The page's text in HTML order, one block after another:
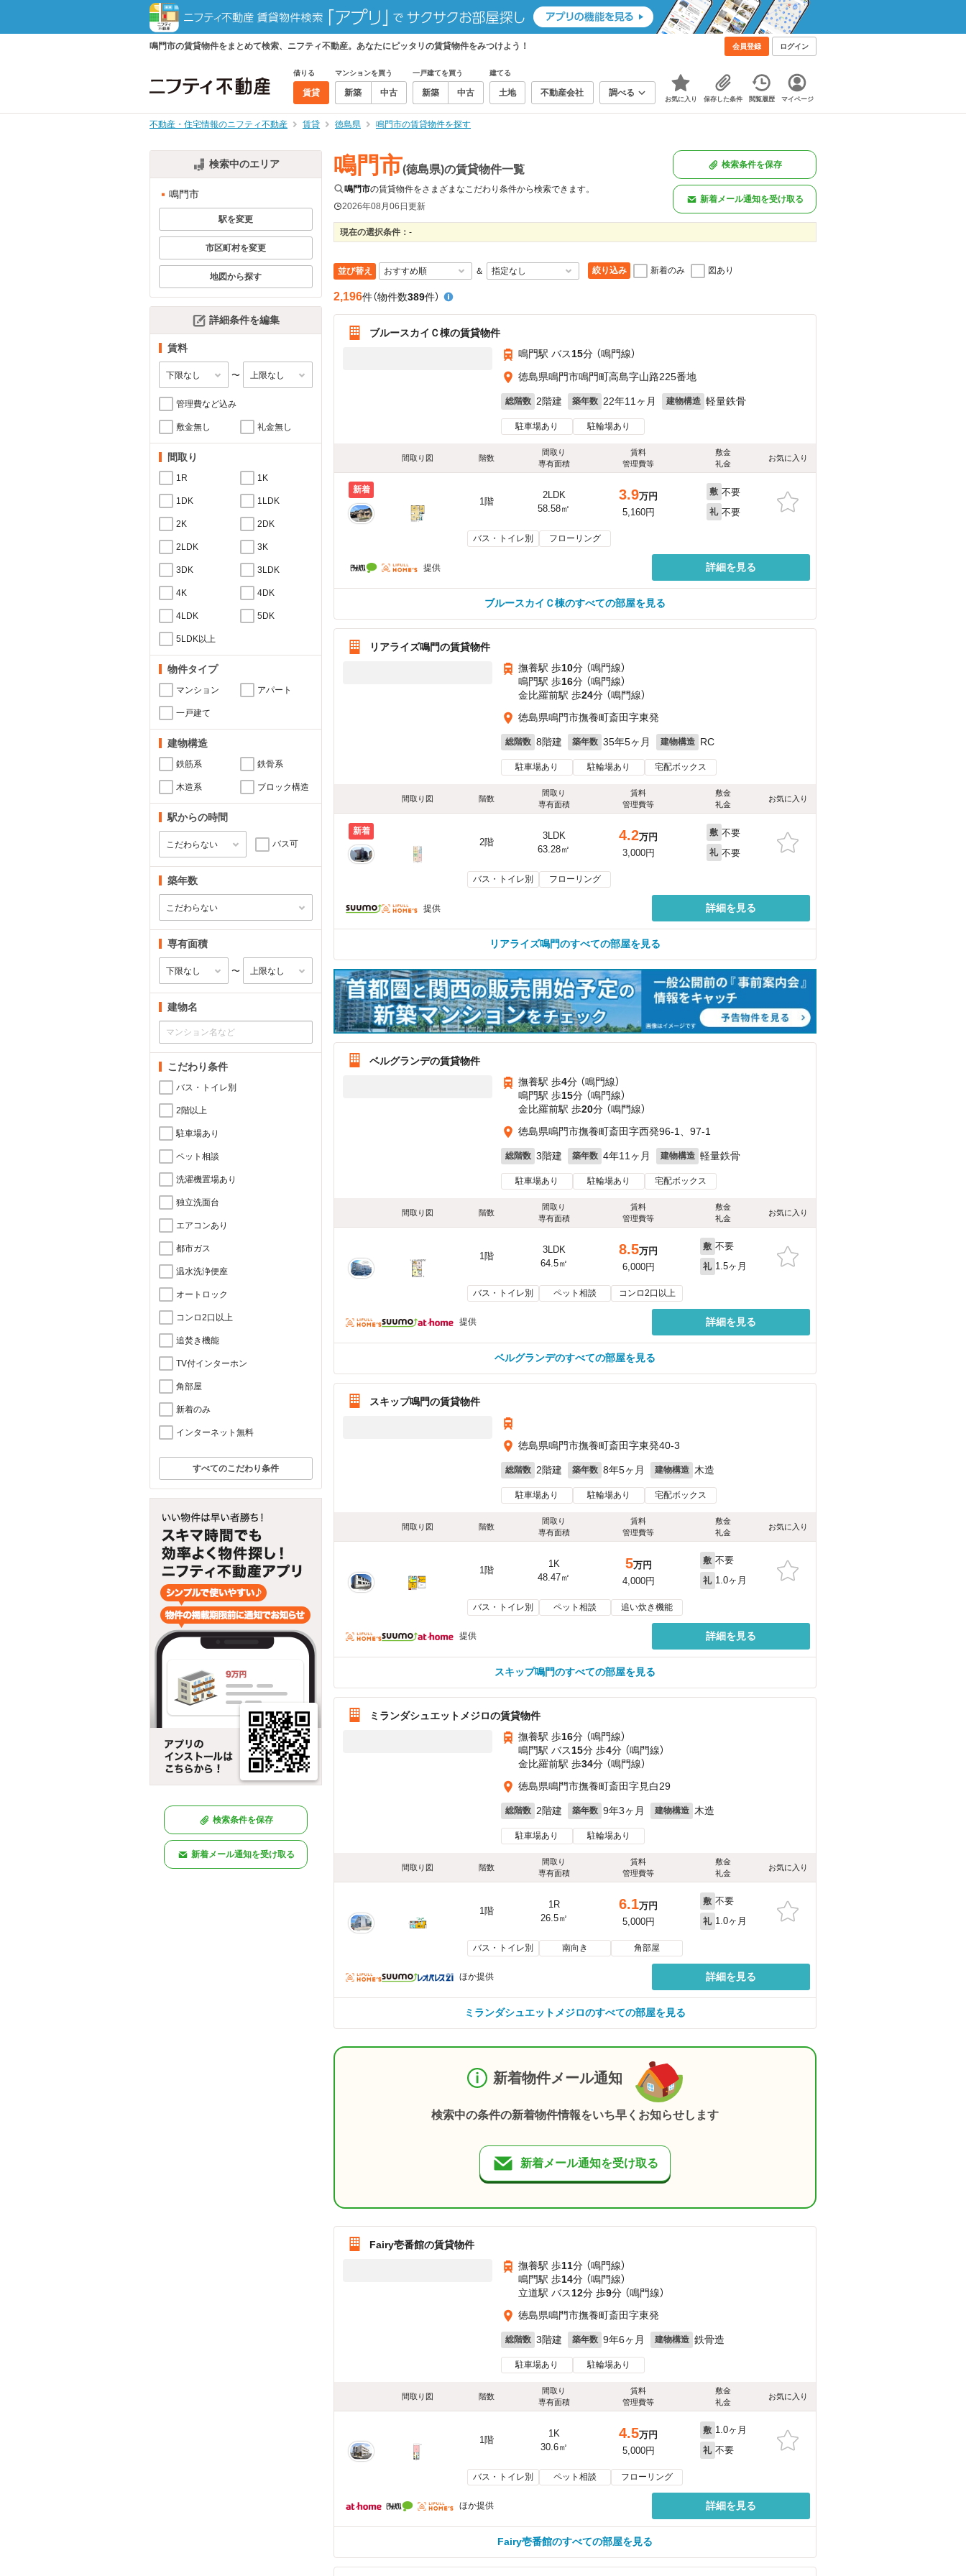
鳴門市の賃貸物件をまとめて検索、ニフティ不動産。あなたにピッタリの賃貸物件をみつけよう！ 会員登録 ログイン
借りる
賃貸
マンションを買う
新築 中古
一戸建てを買う
新築 中古
建てる
土地 不動産会社 調べる
お気に入り 保存した条件 閲覧履歴 マイページ
不動産・住宅情報のニフティ不動産 賃貸 徳島県 鳴門市の賃貸物件を探す
検索中のエリア
鳴門市
駅を変更
市区町村を変更
地図から探す
詳細条件を編集
賃料
〜
管理費など込み
敷金無し 礼金無し
間取り
1R 1K
1DK 1LDK
2K 2DK
2LDK 3K
3DK 3LDK
4K 4DK
4LDK 5DK
5LDK以上
物件タイプ
マンション アパート
一戸建て
建物構造
鉄筋系 鉄骨系
木造系 ブロック構造
駅からの時間
バス可
築年数
専有面積
〜
建物名
こだわり条件
バス・トイレ別
2階以上
駐車場あり
ペット相談
洗濯機置場あり
独立洗面台
エアコンあり
都市ガス
温水洗浄便座
オートロック
コンロ2口以上
追焚き機能
TV付インターホン
角部屋
新着のみ
インターネット無料
すべてのこだわり条件
検索条件を保存
新着メール通知を受け取る
鳴門市(徳島県)の賃貸物件一覧
鳴門市の賃貸物件をさまざまなこだわり条件から検索できます。
2026年08月06日更新
検索条件を保存
新着メール通知を受け取る
現在の選択条件： -
並び替え ＆ 絞り込み 新着のみ 図あり
2,196件（物件数389件）
ブルースカイＣ棟の賃貸物件
鳴門駅 バス15分 （鳴門線）
徳島県鳴門市鳴門町高島字山路225番地
総階数 2階建 築年数 22年11ヶ月 建物構造 軽量鉄骨
駐車場あり 駐輪場あり
間取り図 階数
間取り
専有面積
賃料
管理費等
敷金
礼金
お気に入り
新着
1階
2LDK
58.58㎡
3.9万円
5,160円
敷 不要
礼 不要
バス・トイレ別 フローリング
提供 詳細を見る
ブルースカイＣ棟のすべての部屋を見る
リアライズ鳴門の賃貸物件
撫養駅 歩10分 （鳴門線）
鳴門駅 歩16分 （鳴門線）
金比羅前駅 歩24分 （鳴門線）
徳島県鳴門市撫養町斎田字東発
総階数 8階建 築年数 35年5ヶ月 建物構造 RC
駐車場あり 駐輪場あり 宅配ボックス
間取り図 階数
間取り
専有面積
賃料
管理費等
敷金
礼金
お気に入り
新着
2階
3LDK
63.28㎡
4.2万円
3,000円
敷 不要
礼 不要
バス・トイレ別 フローリング
提供 詳細を見る
リアライズ鳴門のすべての部屋を見る
ベルグランデの賃貸物件
撫養駅 歩4分 （鳴門線）
鳴門駅 歩15分 （鳴門線）
金比羅前駅 歩20分 （鳴門線）
徳島県鳴門市撫養町斎田字西発96-1、97-1
総階数 3階建 築年数 4年11ヶ月 建物構造 軽量鉄骨
駐車場あり 駐輪場あり 宅配ボックス
間取り図 階数
間取り
専有面積
賃料
管理費等
敷金
礼金
お気に入り
1階
3LDK
64.5㎡
8.5万円
6,000円
敷 不要
礼 1.5ヶ月
バス・トイレ別 ペット相談 コンロ2口以上
提供 詳細を見る
ベルグランデのすべての部屋を見る
スキップ鳴門の賃貸物件
徳島県鳴門市撫養町斎田字東発40-3
総階数 2階建 築年数 8年5ヶ月 建物構造 木造
駐車場あり 駐輪場あり 宅配ボックス
間取り図 階数
間取り
専有面積
賃料
管理費等
敷金
礼金
お気に入り
1階
1K
48.47㎡
5万円
4,000円
敷 不要
礼 1.0ヶ月
バス・トイレ別 ペット相談 追い炊き機能
提供 詳細を見る
スキップ鳴門のすべての部屋を見る
ミランダシュエットメジロの賃貸物件
撫養駅 歩16分 （鳴門線）
鳴門駅 バス15分 歩4分 （鳴門線）
金比羅前駅 歩34分 （鳴門線）
徳島県鳴門市撫養町斎田字見白29
総階数 2階建 築年数 9年3ヶ月 建物構造 木造
駐車場あり 駐輪場あり
間取り図 階数
間取り
専有面積
賃料
管理費等
敷金
礼金
お気に入り
1階
1R
26.5㎡
6.1万円
5,000円
敷 不要
礼 1.0ヶ月
バス・トイレ別 南向き 角部屋
ほか提供 詳細を見る
ミランダシュエットメジロのすべての部屋を見る
新着物件メール通知
検索中の条件の新着物件情報をいち早くお知らせします
新着メール通知を受け取る
Fairy壱番館の賃貸物件
撫養駅 歩11分 （鳴門線）
鳴門駅 歩14分 （鳴門線）
立道駅 バス12分 歩9分 （鳴門線）
徳島県鳴門市撫養町斎田字東発
総階数 3階建 築年数 9年6ヶ月 建物構造 鉄骨造
駐車場あり 駐輪場あり
間取り図 階数
間取り
専有面積
賃料
管理費等
敷金
礼金
お気に入り
1階
1K
30.6㎡
4.5万円
5,000円
敷 1.0ヶ月
礼 不要
バス・トイレ別 ペット相談 フローリング
ほか提供 詳細を見る
Fairy壱番館のすべての部屋を見る